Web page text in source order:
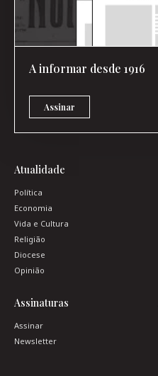
A informar desde 1916
Assinar
Atualidade
Política
Economia
Vida e Cultura
Religião
Diocese
Opinião
Assinaturas
Assinar
Newsletter